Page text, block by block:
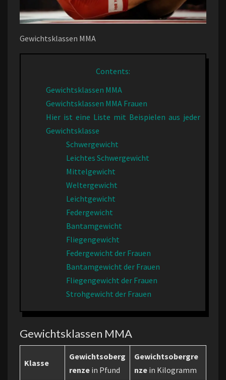
Gewichtsklassen MMA
Contents:
Gewichtsklassen MMA
Gewichtsklassen MMA Frauen
Hier ist eine Liste mit Beispielen aus jeder
Gewichtsklasse
Schwergewicht
Leichtes Schwergewicht
Mittelgewicht
Weltergewicht
Leichtgewicht
Federgewicht
Bantamgewicht
Fliegengewicht
Federgewicht der Frauen
Bantamgewicht der Frauen
Fliegengewicht der Frauen
Strohgewicht der Frauen
Gewichtsklassen MMA
Klasse
Gewichtsoberg
renze in Pfund
Gewichtsobergre
nze in Kilogramm